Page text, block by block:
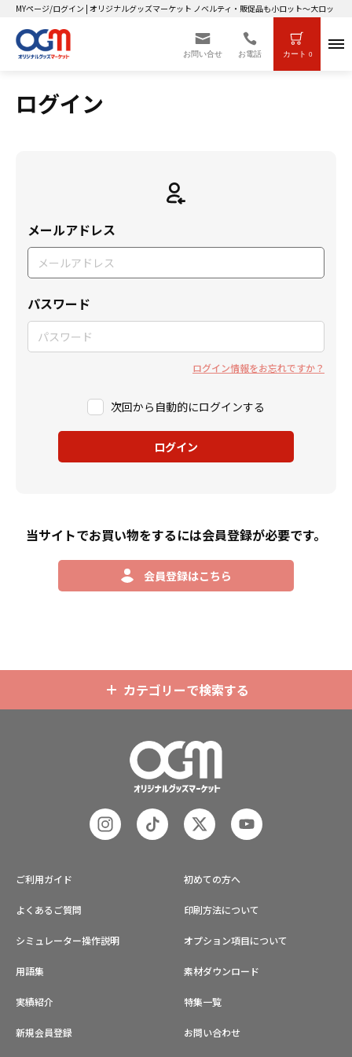
MYページ/ログイン | オリジナルグッズマーケット ノベルティ・販促品も小ロット～大ロット
お問い合せ お電話 カート 0
ログイン
メールアドレス
パスワード
ログイン情報をお忘れですか？
次回から自動的にログインする
ログイン
当サイトでお買い物をするには会員登録が必要です。
会員登録はこちら
カテゴリーで検索する
ご利用ガイド 初めての方へ
よくあるご質問 印刷方法について
シミュレーター操作説明 オプション項目について
用語集 素材ダウンロード
実績紹介 特集一覧
新規会員登録 お問い合わせ